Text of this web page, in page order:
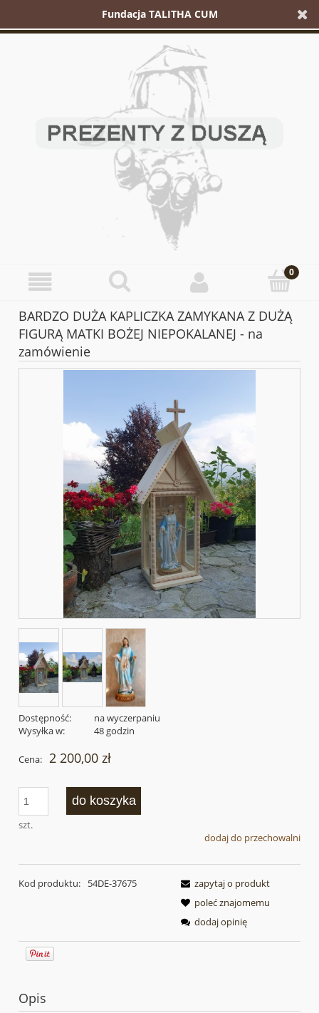
Fundacja TALITHA CUM
BARDZO DUŻA KAPLICZKA ZAMYKANA Z DUŻĄ
FIGURĄ MATKI BOŻEJ NIEPOKALANEJ - na
zamówienie
Dostępność:
na wyczerpaniu
Wysyłka w:
48 godzin
Cena: 2 200,00 zł
szt.
do koszyka
dodaj do przechowalni
Kod produktu: 54DE-37675
zapytaj o produkt
poleć znajomemu
dodaj opinię
Opis